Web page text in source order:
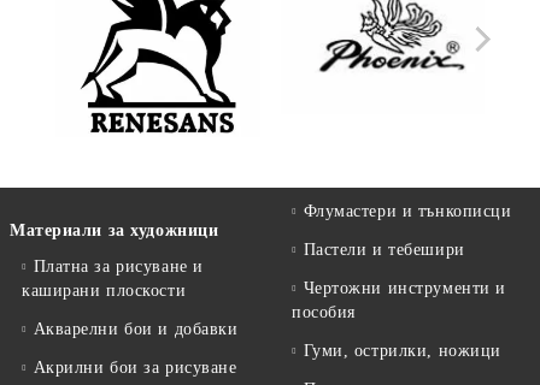
Материали за художници
Платна за рисуване и
каширани плоскости
Акварелни бои и добавки
Акрилни бои за рисуване
Флумастери и тънкописци
Пастели и тебешири
Чертожни инструменти и
пособия
Гуми, острилки, ножици